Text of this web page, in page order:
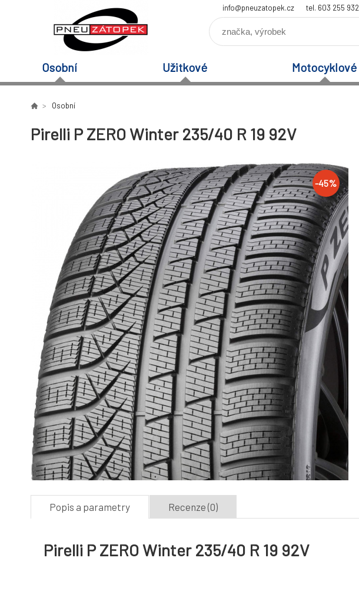
info@pneuzatopek.cz tel. 603 255 932
Osobní Užitkové Motocyklové
Osobní
Pirelli P ZERO Winter 235/40 R 19 92V
-45%
Popis a parametry Recenze (0)
Pirelli P ZERO Winter 235/40 R 19 92V